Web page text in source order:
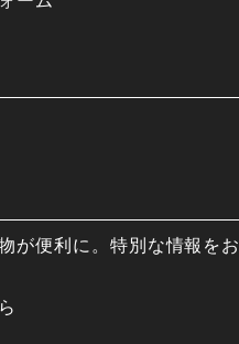
が便利に。特別な情報をお